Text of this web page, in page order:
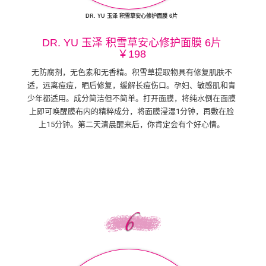
DR. YU 玉泽 积雪草安心修护面膜 6片
DR. YU 玉泽 积雪草安心修护面膜 6片
￥198
无防腐剂，无色素和无香精。积雪草提取物具有修复肌肤不
适，远离痘痘，晒后修复，缓解长痘伤口。孕妇、敏感肌和青
少年都适用。成分简洁但不简单。打开面膜，将纯水倒在面膜
上即可唤醒膜布内的精粹成分，将面膜浸湿1分钟，再敷在脸
上15分钟。第二天清晨醒来后，你肯定会有个好心情。